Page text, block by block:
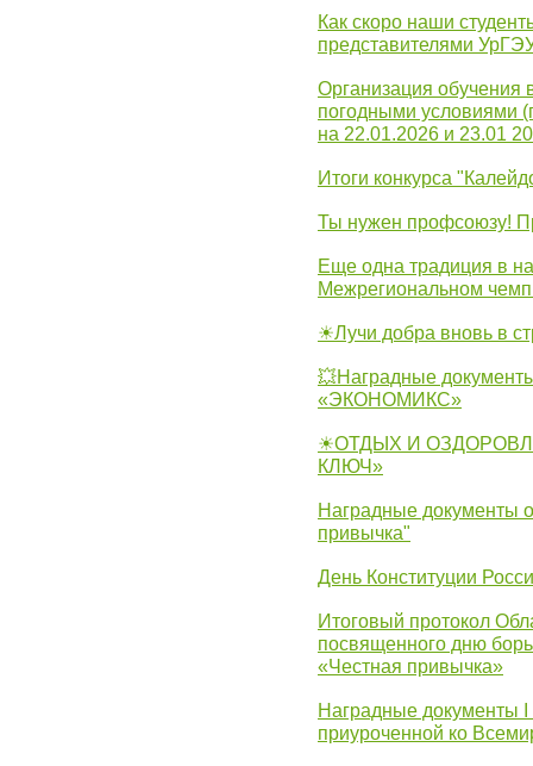
Как скоро наши
представителями
Организация обучения
погодными условиями
на 22.01.2026 и 23.01
Итоги конкурса
Ты нужен профсоюзу!
Еще одна традиция в
Межрегиональном
☀Лучи добра вновь в
💥Наградные
«ЭКОНОМИКС»
☀ОТДЫХ И
КЛЮЧ»
Наградные документы
привычка"
День Конституции
Итоговый протокол
посвященного дню
«Честная привычка»
Наградные документы
приуроченной ко